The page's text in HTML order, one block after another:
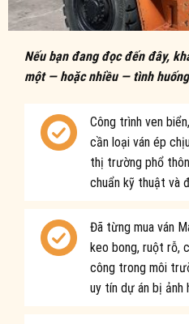
Nếu bạn đang đọc đến đây,
một — hoặc nhiều — tình
Công trình ven
cần loại ván ép
thị trường phổ
chuẩn kỹ thuật và
Đã từng mua ván
keo bong, ruột rỗ,
công trong môi
uy tín dự án bị ảnh